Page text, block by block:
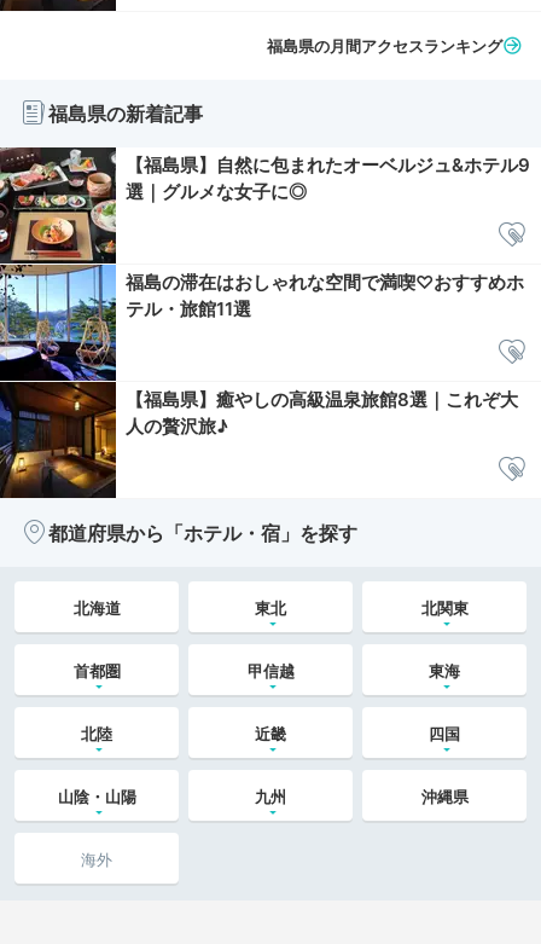
福島県の月間アクセスランキング
福島県の新着記事
【福島県】自然に包まれたオーベルジュ&ホテル9
選｜グルメな女子に◎
福島の滞在はおしゃれな空間で満喫♡おすすめホ
テル・旅館11選
【福島県】癒やしの高級温泉旅館8選｜これぞ大
人の贅沢旅♪
都道府県から「ホテル・宿」を探す
北海道 東北 北関東
首都圏 甲信越 東海
北陸 近畿 四国
山陰・山陽 九州 沖縄県
海外